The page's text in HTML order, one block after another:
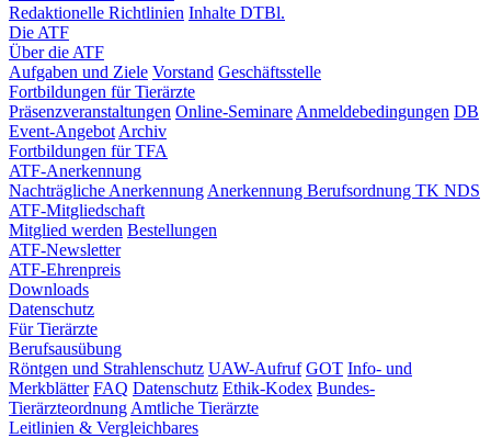
Redaktionelle Richtlinien Inhalte DTBl.
Die ATF
Über die ATF
Aufgaben und Ziele Vorstand Geschäftsstelle
Fortbildungen für Tierärzte
Präsenzveranstaltungen Online-Seminare Anmeldebedingungen DB
Event-Angebot Archiv
Fortbildungen für TFA
ATF-Anerkennung
Nachträgliche Anerkennung Anerkennung Berufsordnung TK NDS
ATF-Mitgliedschaft
Mitglied werden Bestellungen
ATF-Newsletter
ATF-Ehrenpreis
Downloads
Datenschutz
Für Tierärzte
Berufsausübung
Röntgen und Strahlenschutz UAW-Aufruf GOT Info- und
Merkblätter FAQ Datenschutz Ethik-Kodex Bundes-
Tierärzteordnung Amtliche Tierärzte
Leitlinien & Vergleichbares